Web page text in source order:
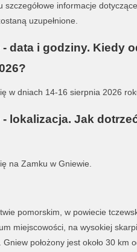
informacje
uzupełnione.
data i godziny. Kiedy
w dniach 14-16 sierpnia 2026
- lokalizacja. Jak
na Zamku w Gniewie.
pomorskim, w powiecie
miejscowości, na wysokiej
położony jest około 30 km